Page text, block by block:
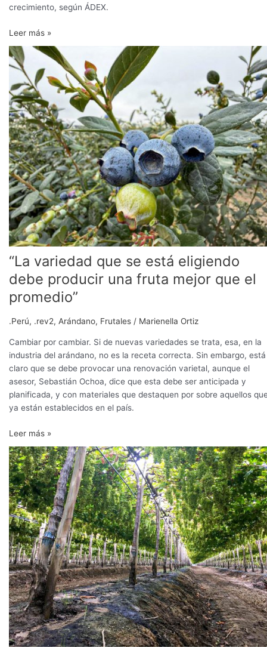
crecimiento, según ÁDEX.
Leer más »
“La variedad que se está eligiendo
debe producir una fruta mejor que el
promedio”
.Perú, .rev2, Arándano, Frutales / Marienella Ortiz
Cambiar por cambiar. Si de nuevas variedades se trata, esa, en la
industria del arándano, no es la receta correcta. Sin embargo, está
claro que se debe provocar una renovación varietal, aunque el
asesor, Sebastián Ochoa, dice que esta debe ser anticipada y
planificada, y con materiales que destaquen por sobre aquellos
ya están establecidos en el país.
“La
variedad
se
está
eligiendo
debe
producir
una
fruta
mejor
que
el
promedio”
Leer más »
Buenas
proyecciones
productivas
para
el
norte